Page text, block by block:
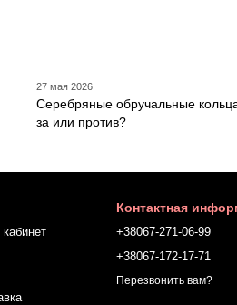
27 мая 2026
Серебряные обручальные
за или против?
Контактная
+38067-271-06-99
+38067-172-17-71
Перезвонить вам?